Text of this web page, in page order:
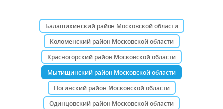
Балашихинский район Московской области
Коломенский район Московской области
Красногорский район Московской области
Мытищинский район Московской области
Ногинский район Московской области
Одинцовский район Московской области